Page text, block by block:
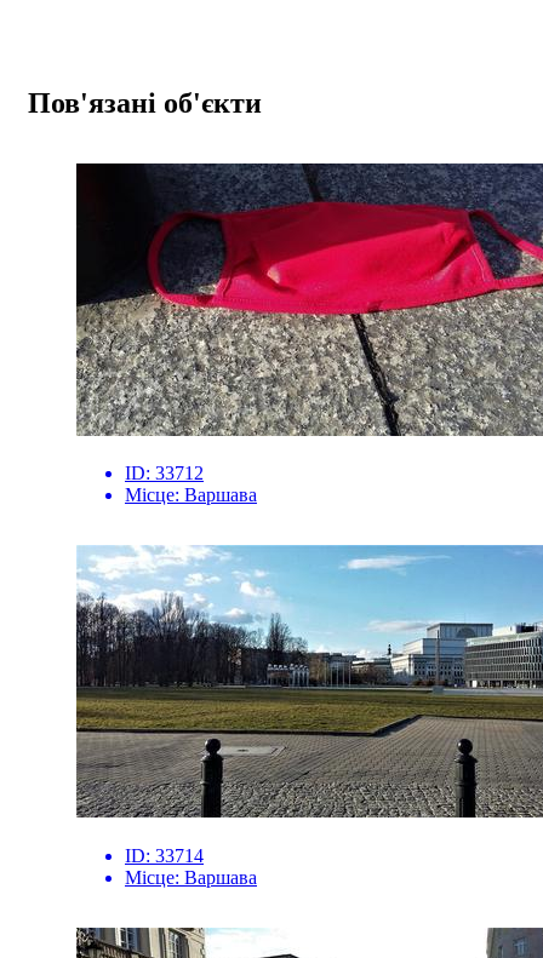
Пов'язані об'єкти
ID: 33712
Місце: Варшава
ID: 33714
Місце: Варшава